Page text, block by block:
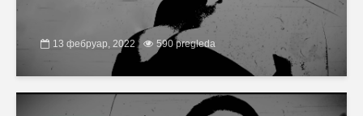
13 фебруар, 2022 590 pregleda